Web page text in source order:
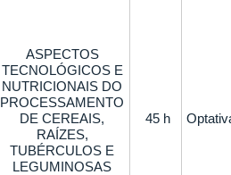
ASPECTOS
TECNOLÓGICOS E
NUTRICIONAIS DO
PROCESSAMENTO
DE CEREAIS,
RAÍZES,
TUBÉRCULOS E
LEGUMINOSAS
45 h